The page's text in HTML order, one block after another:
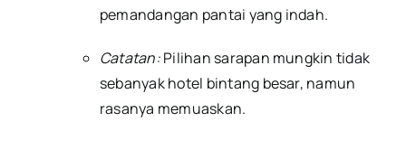
pemandangan pantai yang indah.
Catatan:Pilihan sarapan mungkin tidak
sebanyak hotel bintang besar, namun
rasanya memuaskan.